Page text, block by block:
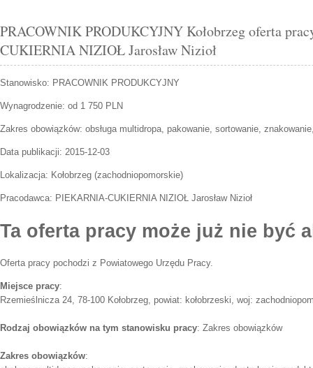
PRACOWNIK PRODUKCYJNY Kołobrzeg oferta
CUKIERNIA NIZIOŁ Jarosław Nizioł
Stanowisko: PRACOWNIK PRODUKCYJNY
Wynagrodzenie: od 1 750 PLN
Zakres obowiązków: obsługa multidropa, pakowanie, sortowanie,
Data publikacji: 2015-12-03
Lokalizacja: Kołobrzeg (zachodniopomorskie)
Pracodawca: PIEKARNIA-CUKIERNIA NIZIOŁ Jarosław Nizioł
Ta oferta pracy może już nie być
Oferta pracy pochodzi z Powiatowego Urzędu Pracy.
Miejsce pracy:
Rzemieślnicza 24, 78-100 Kołobrzeg, powiat: kołobrzeski, woj:
Rodzaj obowiązków na tym stanowisku pracy: Zakres obowiązków
Zakres obowiązków: